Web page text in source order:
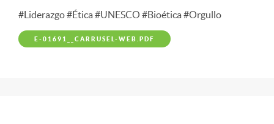
#Liderazgo #Ética #UNESCO #Bioética #Orgullo
E-01691__CARRUSEL-WEB.PDF